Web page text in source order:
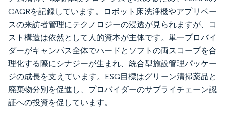
CAGRを記録しています。ロボット床洗浄機やアプリベー
スの来訪者管理にテクノロジーの浸透が見られますが、コ
スト構造は依然として人的資本が主体です。単一プロバイ
ダーがキャンパス全体でハードとソフトの両スコープを合
理化する際にシナジーが生まれ、統合型施設管理パッケー
ジの成長を支えています。ESG目標はグリーン清掃薬品と
廃棄物分別を促進し、プロバイダーのサプライチェーン認
証への投資を促しています。